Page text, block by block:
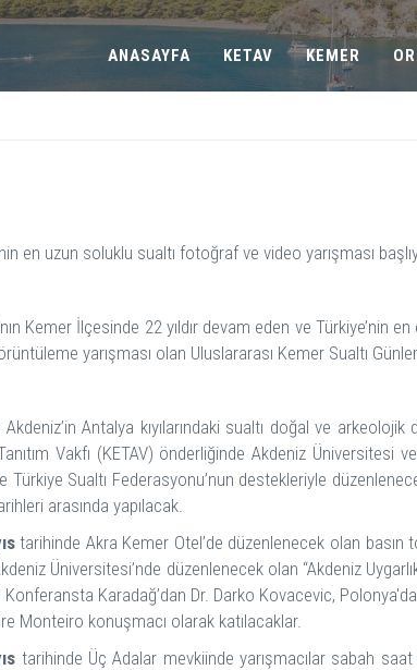
ANASAYFA KETAV KEMER
en uzun soluklu sualtı fotoğraf ve video yarışması
Kemer İlçesinde 22 yıldır devam eden ve Türkiye’nin
yarışması olan Uluslararası Kemer Sualtı
Akdeniz’in Antalya kıyılarındaki sualtı doğal ve
Vakfı (KETAV) önderliğinde Akdeniz Üniversitesi
Türkiye Sualtı Federasyonu’nun destekleriyle
arasında yapılacak.
tarihinde Akra Kemer Otel’de düzenlenecek olan basın
Üniversitesi’nde düzenlenecek olan “Akdeniz
Konferansta Karadağ’dan Dr. Darko Kovacevic,
Monteiro konuşmacı olarak katılacaklar.
tarihinde Üç Adalar mevkiinde yarışmacılar sabah